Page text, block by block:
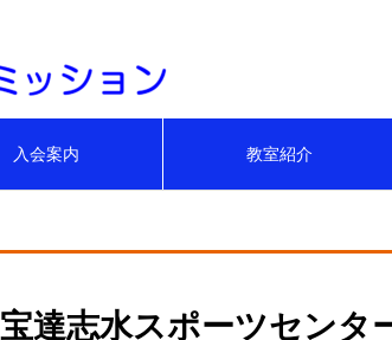
入会案内 教室紹介
宝達志水スポーツセンタ